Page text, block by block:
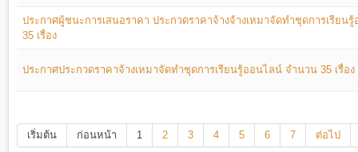
ประกาศผู้ชนะการเสนอราคา ประกวดราคาจ้างจ้างเหมาจัดทําชุดการเรียน
35 เรื่อง
ประกาศประกวดราคาจ้างเหมาจัดทําชุดการเรียนรู้ออนไลน์ จํานวน 35 เรื่อง
เริ่มต้น ก่อนหน้า 1 2 3 4 5 6 7 ต่อไป